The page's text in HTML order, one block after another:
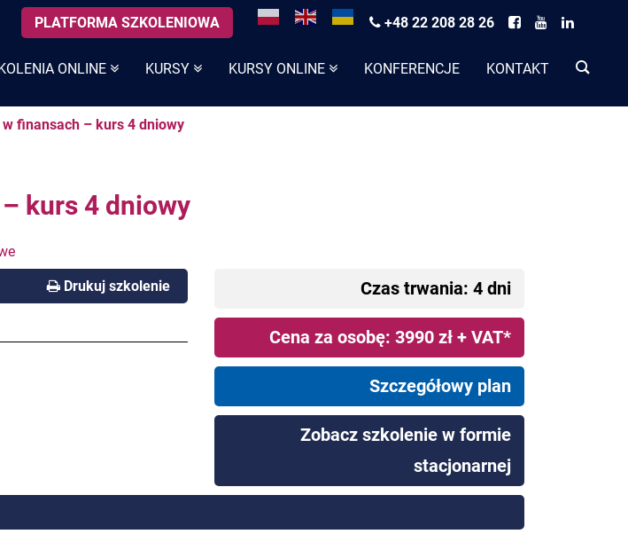
ONLINE KURSY KURSY ONLINE KONFERENCJE KONTAKT
PLATFORMA SZKOLENIOWA +48 22 208 28 26
finansach – kurs 4 dniowy
kurs 4 dniowy
Drukuj szkolenie Czas trwania: 4 dni
Cena za osobę: 3990 zł + VAT*
Szczegółowy plan
Zobacz szkolenie w formie
stacjonarnej